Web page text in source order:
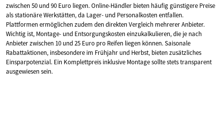
zwischen 50 und 90 Euro liegen. Online-Händler bieten häufig günstigere Preise
als stationäre Werkstätten, da Lager- und Personalkosten entfallen.
Plattformen ermöglichen zudem den direkten Vergleich mehrerer Anbieter.
Wichtig ist, Montage- und Entsorgungskosten einzukalkulieren, die je nach
Anbieter zwischen 10 und 25 Euro pro Reifen liegen können. Saisonale
Rabattaktionen, insbesondere im Frühjahr und Herbst, bieten zusätzliches
Einsparpotenzial. Ein Komplettpreis inklusive Montage sollte stets transparent
ausgewiesen sein.